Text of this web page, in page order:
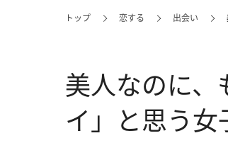
トップ 恋する 出会い
美人なのに
イ」と思う女